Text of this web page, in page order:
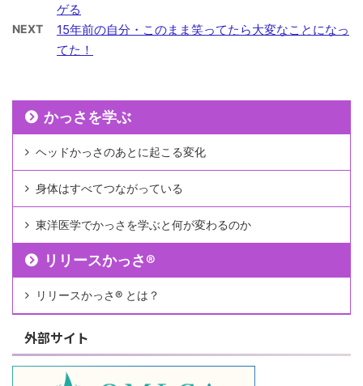
ゲる
NEXT
15年前の自分・このまま笑ってたら大変なことになっ
てた！
かっさを学ぶ
ヘッドかっさのあとに起こる変化
身体はすべてつながっている
東洋医学でかっさを学ぶと何が変わるのか
リリースかっさ®︎
リリースかっさ®︎ とは？
外部サイト